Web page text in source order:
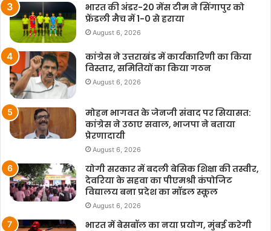
भारत की अंडर-20 मेंस टीम ने सिंगापुर को
फ्रेंडली मैच में 1-0 से हराया
August 6, 2026
कांग्रेस ने उत्तराखंड में कार्यकारिणी का किया
विस्तार, समितियों का किया गठन
August 6, 2026
मोहन भागवत के जेनजी संवाद पर सियासत:
कांग्रेस ने उठाए सवाल, भाजपा ने बताया
प्रेरणादायी
August 6, 2026
योगी सरकार में बदली बेसिक शिक्षा की तस्वीर,
देवरिया के सहवा का पीएमश्री कंपोजिट
विद्यालय बना प्रदेश का मॉडल स्कूल
August 6, 2026
भारत में बेसबॉल का नया प्रयोग, मुंबई करेगी